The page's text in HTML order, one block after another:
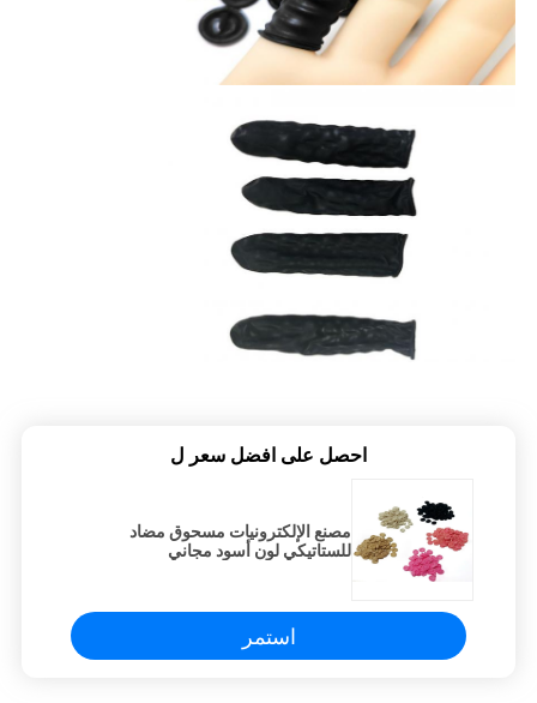
احصل على افضل سعر ل
مصنع الإلكترونيات مسحوق مضاد
للستاتيكي لون أسود مجاني
استمر